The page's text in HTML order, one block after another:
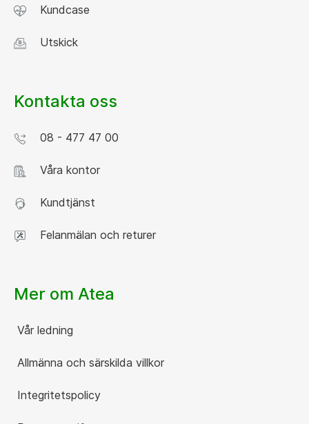
Kundcase
Utskick
Kontakta oss
08 - 477 47 00
Våra kontor
Kundtjänst
Felanmälan och returer
Mer om Atea
Vår ledning
Allmänna och särskilda villkor
Integritetspolicy